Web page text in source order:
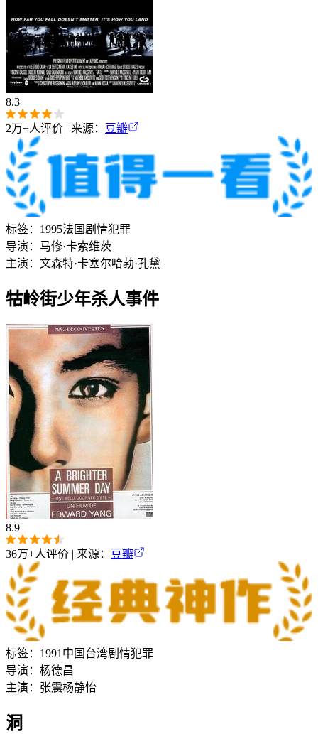
8.3
2万+人评价 | 来源： 豆瓣
标签： 1995法国剧情犯罪
导演： 马修·卡索维茨
主演： 文森特·卡塞尔哈勃·孔黛
牯岭街少年杀人事件
8.9
36万+人评价 | 来源： 豆瓣
标签： 1991中国台湾剧情犯罪
导演： 杨德昌
主演： 张震杨静怡
洞